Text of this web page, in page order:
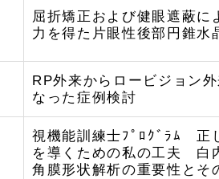
屈折矯正および健眼遮蔽に
力を得た片眼性後部円錐水
RP外来からロービジョン
なった症例検討
視機能訓練士ﾌﾟﾛｸﾞﾗﾑ 正
を導くための私の工夫 白
角膜形状解析の重要性とそ